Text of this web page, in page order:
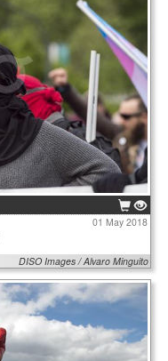
01 May 2018
DISO Images / Alvaro Minguito